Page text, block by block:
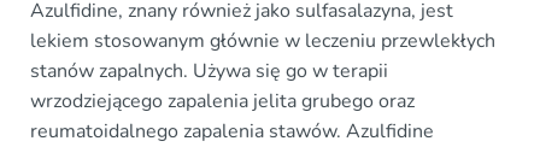
Azulfidine, znany również jako sulfasalazyna, jest
lekiem stosowanym głównie w leczeniu przewlekłych
stanów zapalnych. Używa się go w terapii
wrzodziejącego zapalenia jelita grubego oraz
reumatoidalnego zapalenia stawów. Azulfidine